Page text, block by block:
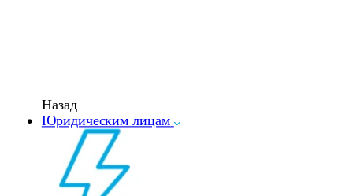
Назад
Юридическим лицам